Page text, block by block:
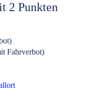
2 Punkten
Fahrverbot)